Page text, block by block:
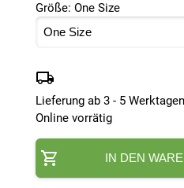
Größe: One Size
Lieferung ab 3 - 5 Werktagen
Online vorrätig
IN DEN